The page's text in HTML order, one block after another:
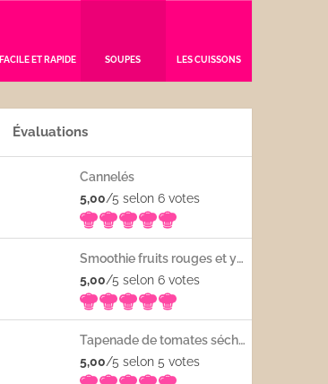
FACILE ET RAPIDE SOUPES LES CUISSONS
Évaluations
Cannelés
5,00/5 selon 6 votes
Smoothie fruits rouges et yaourt
5,00/5 selon 6 votes
Tapenade de tomates séchées
5,00/5 selon 5 votes